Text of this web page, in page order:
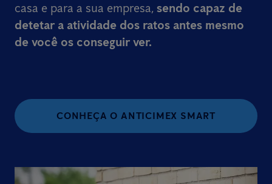
casa e para a sua empresa, sendo capaz de
detetar a atividade dos ratos antes mesmo
de você os conseguir ver.
CONHEÇA O ANTICIMEX SMART